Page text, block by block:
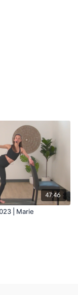
47:46
| Marie